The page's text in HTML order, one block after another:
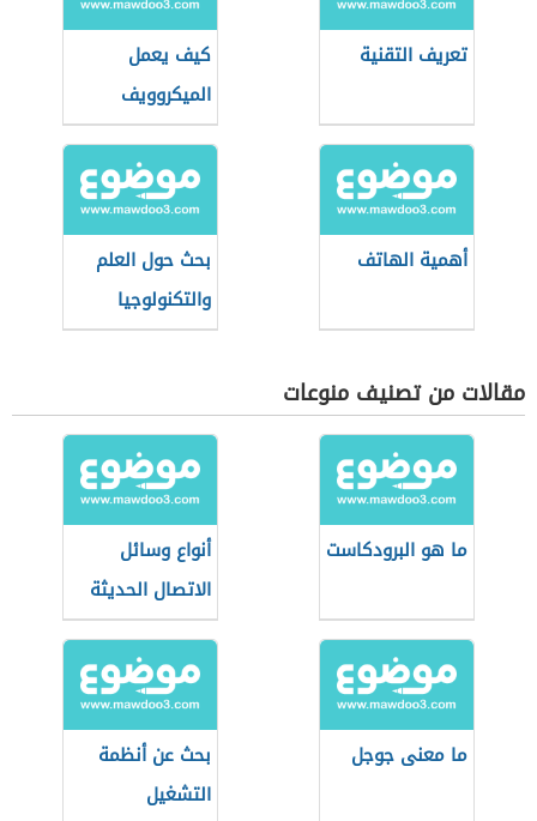
تعريف التقنية
كيف يعمل
الميكروويف
أهمية الهاتف
بحث حول العلم
والتكنولوجيا
مقالات من تصنيف منوعات
ما هو البرودكاست
أنواع وسائل
الاتصال الحديثة
ما معنى جوجل
بحث عن أنظمة
التشغيل